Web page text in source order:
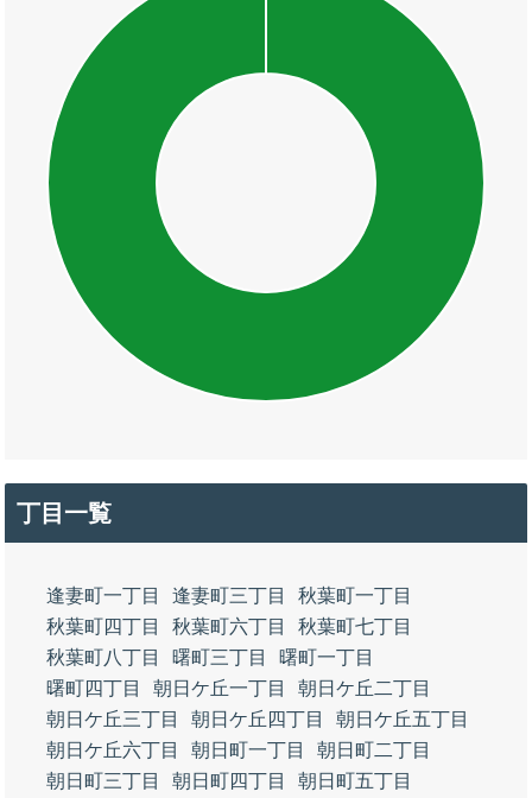
丁目一覧
逢妻町一丁目 逢妻町三丁目
秋葉町一丁目
秋葉町四丁目
秋葉町六丁目
秋葉町七丁目
秋葉町八丁目
曙町三丁目
曙町一丁目
曙町四丁目
朝日ケ丘一丁目
朝日ケ丘二丁目
朝日ケ丘三丁目
朝日ケ丘四丁目
朝日ケ丘五丁目
朝日ケ丘六丁目
朝日町一丁目
朝日町二丁目
朝日町三丁目
朝日町四丁目
朝日町五丁目